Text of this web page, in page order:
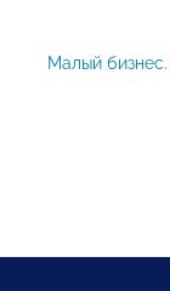
Малый